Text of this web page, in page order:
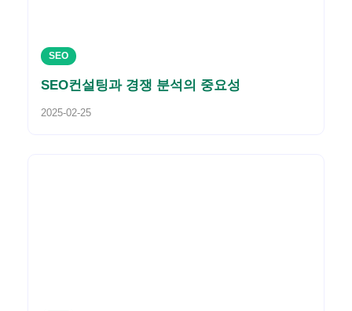
SEO
SEO컨설팅과 경쟁 분석의 중요성
2025-02-25